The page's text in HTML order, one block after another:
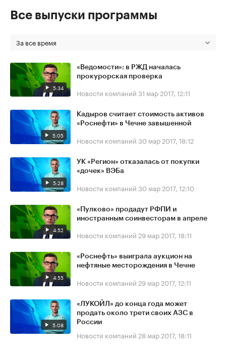
Все выпуски программы
За все время
5:34
«Ведомости»: в РЖД началась
прокурорская проверка
Новости компаний 31 мар 2017, 12:11
5:05
Кадыров считает стоимость активов
«Роснефти» в Чечне завышенной
Новости компаний 30 мар 2017, 18:12
5:28
УК «Регион» отказалась от покупки
«дочек» ВЭБа
Новости компаний 30 мар 2017, 12:10
4:52
«Пулково» продадут РФПИ и
иностранным соинвесторам в апреле
Новости компаний 29 мар 2017, 18:11
4:55
«Роснефть» выиграла аукцион на
нефтяные месторождения в Чечне
Новости компаний 29 мар 2017, 12:11
5:08
«ЛУКОЙЛ» до конца года может
продать около трети своих АЗС в
России
Новости компаний 28 мар 2017, 18:11